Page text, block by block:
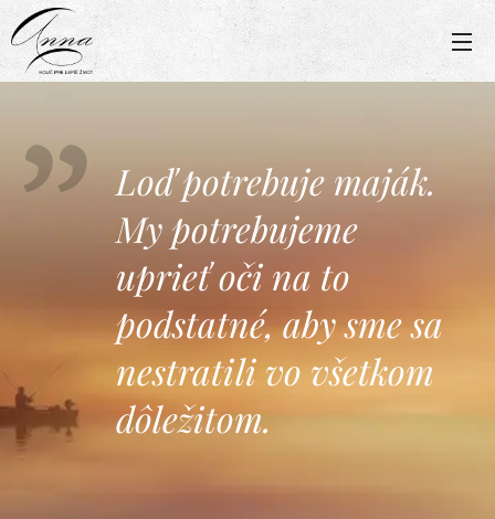
Loď potrebuje maják.
My potrebujeme
uprieť oči na to
podstatné, aby sme sa
nestratili vo všetkom
dôležitom.